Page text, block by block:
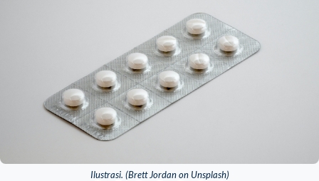
Ilustrasi. (Brett Jordan on Unsplash)